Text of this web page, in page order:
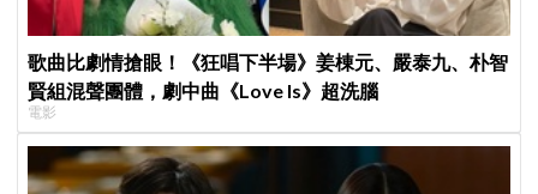
歌曲比劇情搶眼！《狂唱下半場》姜棟元、嚴泰九、朴智
賢組混聲團體，劇中曲《Love Is》超洗腦
電影